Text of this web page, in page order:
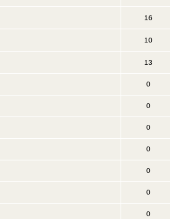
16
10
13
0
0
0
0
0
0
0